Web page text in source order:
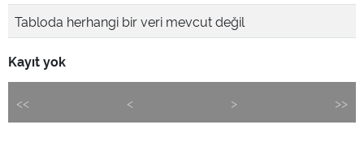
Tabloda herhangi bir veri mevcut değil
Kayıt yok
<< < > >>